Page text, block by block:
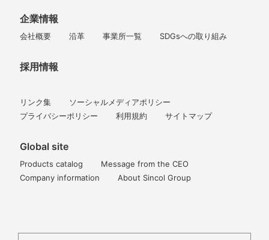
企業情報
会社概要 沿革 事業所一覧 SDGsへの取り組み
採用情報
リンク集
ソーシャルメディアポリシー
プライバシーポリシー
利用規約 サイトマップ
Global site
Products catalog
Message from the CEO
Company information
About Sincol Group